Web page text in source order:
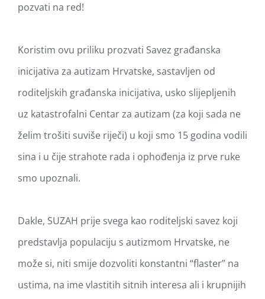
pozvati na red!
Koristim ovu priliku prozvati Savez građanska
inicijativa za autizam Hrvatske, sastavljen od
roditeljskih građanska inicijativa, usko slijepljenih
uz katastrofalni Centar za autizam (za koji sada ne
želim trošiti suviše riječi) u koji smo 15 godina vodili
sina i u čije strahote rada i ophođenja iz prve ruke
smo upoznali.
Dakle, SUZAH prije svega kao roditeljski savez koji
predstavlja populaciju s autizmom Hrvatske, ne
može si, niti smije dozvoliti konstantni “flaster” na
ustima, na ime vlastitih sitnih interesa ali i krupnijih